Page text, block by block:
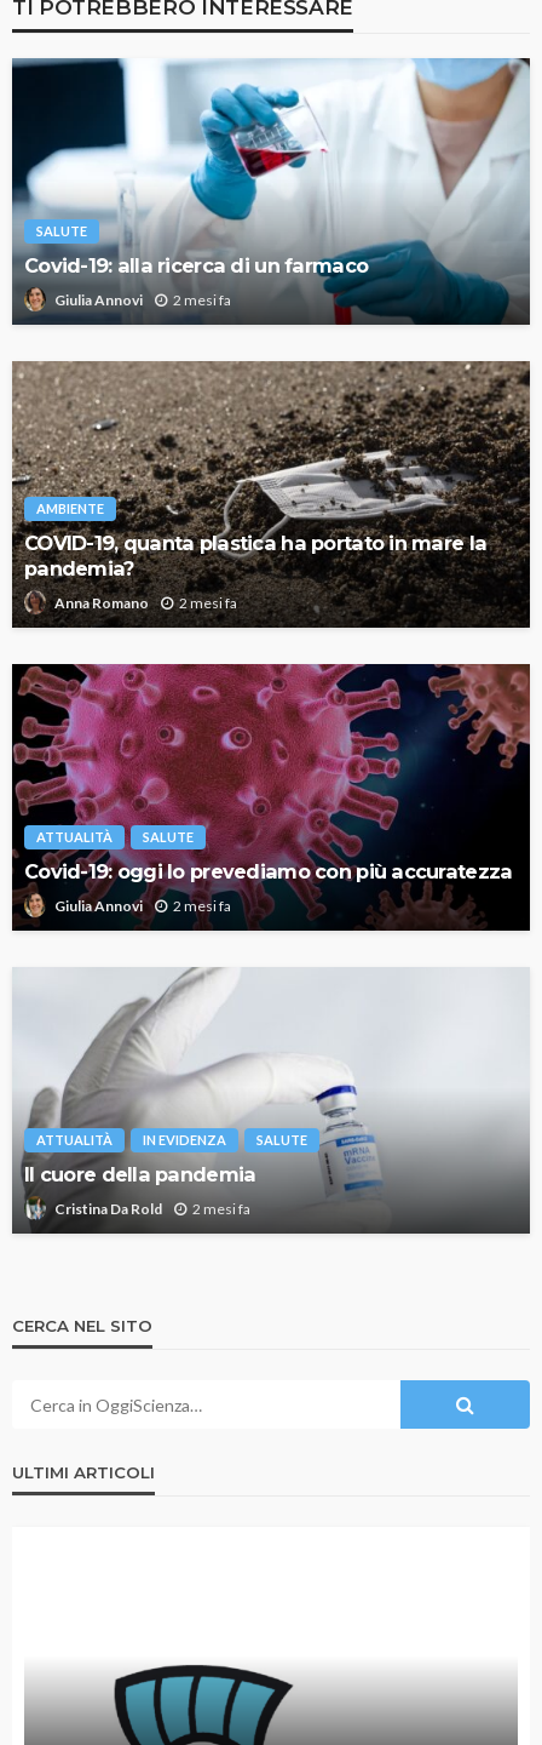
TI POTREBBERO INTERESSARE
SALUTE
Covid-19: alla ricerca di un farmaco
Giulia Annovi 2 mesi fa
AMBIENTE
COVID-19, quanta plastica ha portato in mare la
pandemia?
Anna Romano 2 mesi fa
ATTUALITÀ SALUTE
Covid-19: oggi lo prevediamo con più accuratezza
Giulia Annovi 2 mesi fa
ATTUALITÀ IN EVIDENZA SALUTE
Il cuore della pandemia
Cristina Da Rold 2 mesi fa
CERCA NEL SITO
ULTIMI ARTICOLI